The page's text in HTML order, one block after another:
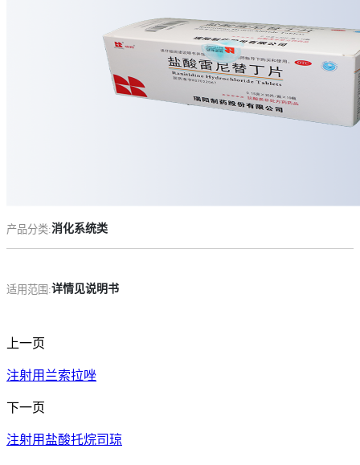
不良反应/事件上报
药品说明书安全项修订告知
产品分类:消化系统类
适用范围:详情见说明书
上一页
注射用兰索拉唑
下一页
注射用盐酸托烷司琼